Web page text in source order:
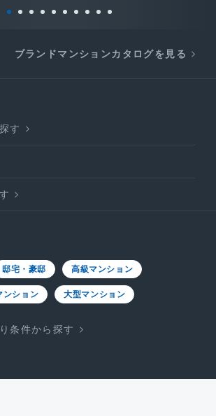
ブランドマンションカタログを見る
す
邸宅・豪邸 高級マンション
ンション 大型マンション
条件から探す